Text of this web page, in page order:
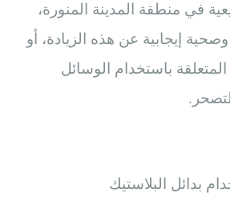
في منطقة المدينة المنورة،
وصحية إيجابية عن هذه الزيادة، أو
المتعلقة باستخدام الوسائل
بدائل البلاستيك